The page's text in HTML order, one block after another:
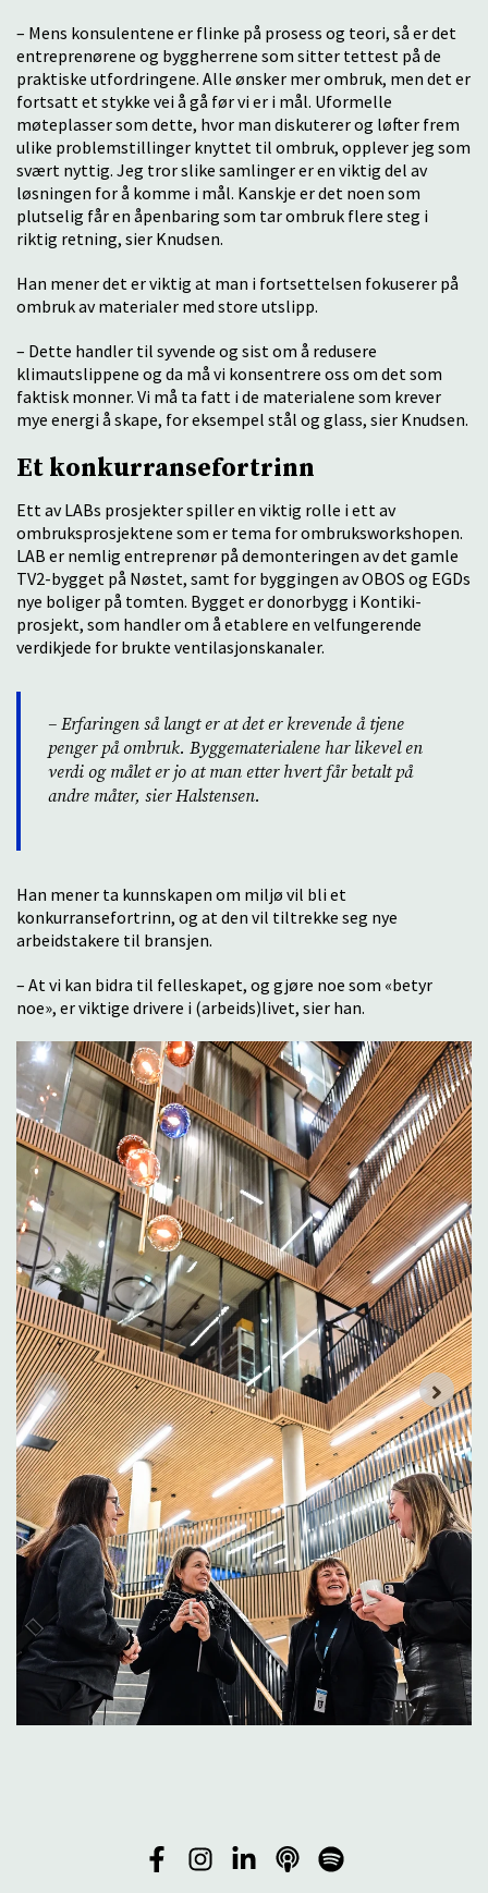
– Mens konsulentene er flinke på prosess og teori, så er det
entreprenørene og byggherrene som sitter tettest på de
praktiske utfordringene. Alle ønsker mer ombruk, men det er
fortsatt et stykke vei å gå før vi er i mål. Uformelle
møteplasser som dette, hvor man diskuterer og løfter frem
ulike problemstillinger knyttet til ombruk, opplever jeg som
svært nyttig. Jeg tror slike samlinger er en viktig del av
løsningen for å komme i mål. Kanskje er det noen som
plutselig får en åpenbaring som tar ombruk flere steg i
riktig retning, sier Knudsen.
Han mener det er viktig at man i fortsettelsen fokuserer på
ombruk av materialer med store utslipp.
– Dette handler til syvende og sist om å redusere
klimautslippene og da må vi konsentrere oss om det som
faktisk monner. Vi må ta fatt i de materialene som krever
mye energi å skape, for eksempel stål og glass, sier Knudsen.
Et konkurransefortrinn
Ett av LABs prosjekter spiller en viktig rolle i ett av
ombruksprosjektene som er tema for ombruksworkshopen.
LAB er nemlig entreprenør på demonteringen av det gamle
TV2-bygget på Nøstet, samt for byggingen av OBOS og EGDs
nye boliger på tomten. Bygget er donorbygg i Kontiki-
prosjekt, som handler om å etablere en velfungerende
verdikjede for brukte ventilasjonskanaler.
– Erfaringen så langt er at det er krevende å tjene
penger på ombruk. Byggematerialene har likevel en
verdi og målet er jo at man etter hvert får betalt på
andre måter, sier Halstensen.
Han mener ta kunnskapen om miljø vil bli et
konkurransefortrinn, og at den vil tiltrekke seg nye
arbeidstakere til bransjen.
– At vi kan bidra til felleskapet, og gjøre noe som «betyr
noe», er viktige drivere i (arbeids)livet, sier han.